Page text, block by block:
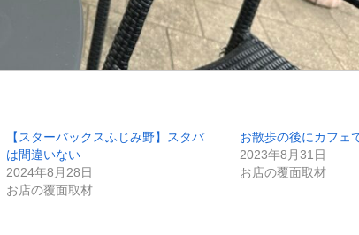
【スターバックスふじみ野】スタバ
は間違いない
2024年8月28日
お店の覆面取材
お散歩の後にカフェ
2023年8月31日
お店の覆面取材